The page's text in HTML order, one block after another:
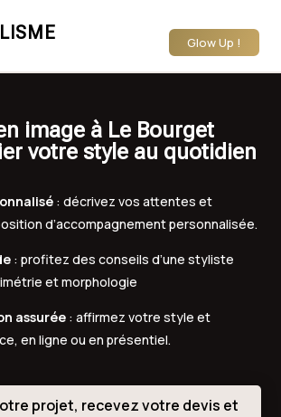
Glow Up !
image à Le Bourget
votre style au quotidien
: décrivez vos attentes et
d’accompagnement personnalisée.
: profitez des conseils d’une styliste
et morphologie
assurée : affirmez votre style et
en ligne ou en présentiel.
projet, recevez votre devis et